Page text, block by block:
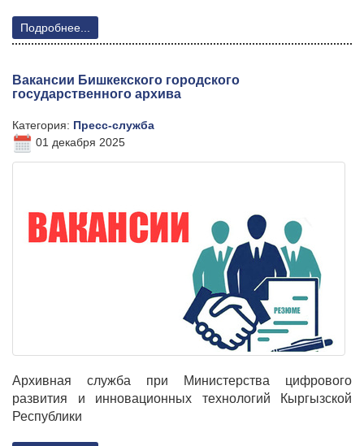
Подробнее...
Ваканcии Бишкекского городского
государственного архива
Категория: Пресс-служба
01 декабря 2025
Архивная служба при Министерства цифрового
развития и инновационных технологий Кыргызской
Республики